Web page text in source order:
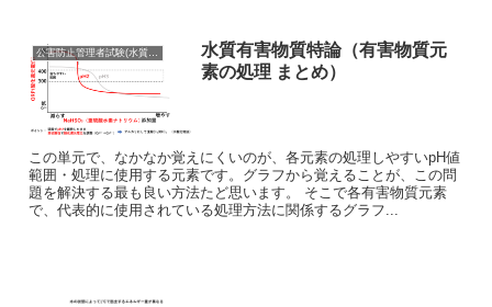
公害防止管理者試験(水質の出題範囲まとめ)
水質有害物質特論（有害物質元
素の処理 まとめ）
この単元で、なかなか覚えにくいのが、各元素の処理しやすいpH値
範囲・処理に使用する元素です。グラフから覚えることが、この問
題を解決する最も良い方法たど思います。 そこで各有害物質元素
で、代表的に使用されている処理方法に関係するグラフ...